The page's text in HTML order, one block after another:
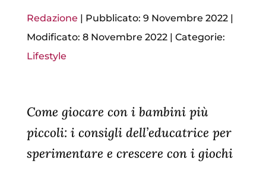
Redazione | Pubblicato: 9 Novembre 2022|
Modificato: 8 Novembre 2022| Categorie:
Lifestyle
Come giocare con i bambini più
piccoli: i consigli dell’educatrice per
sperimentare e crescere con i giochi